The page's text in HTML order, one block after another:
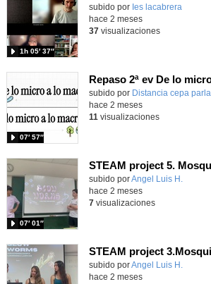
Contenido educativo.
subido por Ies lacabrera
1h 05′ 37″
hace 2 meses
37visualizaciones
Contenido educativo.
subido por Distancia cepa parla
07′ 57″
hace 2 meses
11 visualizaciones
Contenido educativo.
subido porAngel Luis H.
07′ 01″
hace 2 meses
7visualizaciones
Contenido educativo.
subido porAngel Luis H.
hace 2 meses